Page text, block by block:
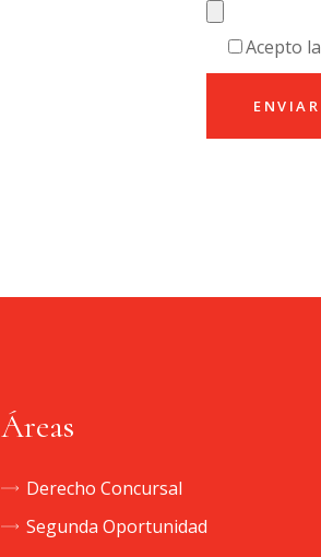
Acepto la
Áreas
Derecho Concursal
Segunda Oportunidad